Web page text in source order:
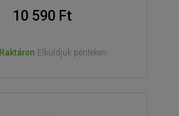
10 590 Ft
Raktáron Elküldjük pénteken